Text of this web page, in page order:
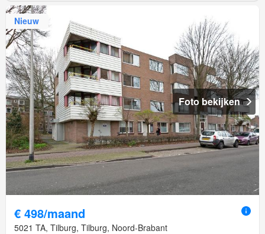
Nieuw
Foto bekijken
€ 498/maand
5021 TA, Tilburg, Tilburg, Noord-Brabant